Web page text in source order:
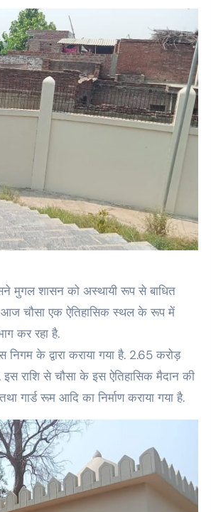
मुगल शासन को अस्थायी रूप से बाधित
आज चौसा एक ऐतिहासिक स्थल के रूप में
कर रहा है.
निगम के द्वारा कराया गया है. 2.65 करोड़
इस राशि से चौसा के इस ऐतिहासिक मैदान की
गार्ड रूम आदि का निर्माण कराया गया है.